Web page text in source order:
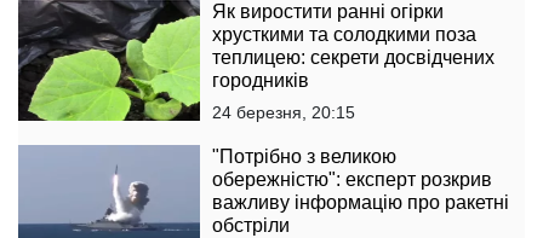
Як виростити ранні огірки
хрусткими та солодкими поза
теплицею: секрети досвідчених
городників
24 березня, 20:15
"Потрібно з великою
обережністю": експерт розкрив
важливу інформацію про ракетні
обстріли